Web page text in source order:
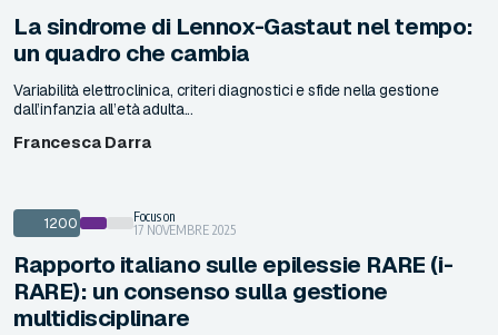
La sindrome di Lennox-Gastaut nel tempo:
un quadro che cambia
Variabilità elettroclinica, criteri diagnostici e sfide nella gestione
dall’infanzia all’età adulta...
Francesca Darra
1200
Focus on
17 NOVEMBRE 2025
Rapporto italiano sulle epilessie RARE (i-
RARE): un consenso sulla gestione
multidisciplinare